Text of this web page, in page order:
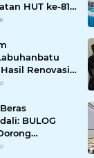
HUT ke-81
Renovasi
Karya
Jaringan